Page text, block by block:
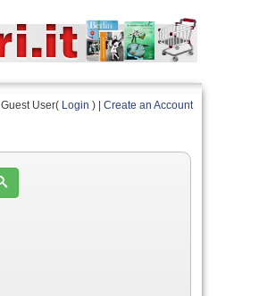
Guest User( Login ) | Create an Account